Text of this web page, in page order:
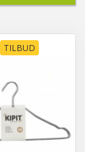
TILBUD